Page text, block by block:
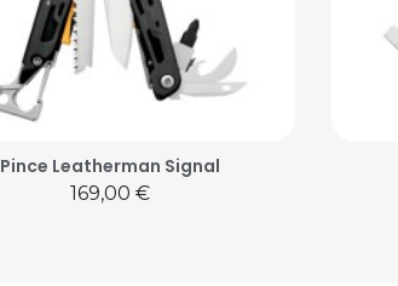
Pince Leatherman Signal
Prix
169,00 €